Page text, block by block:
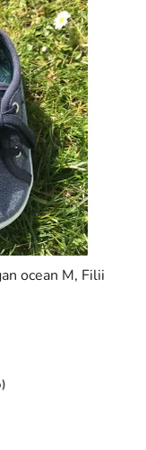
ocean M, Filii